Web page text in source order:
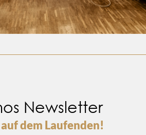
Newsletter
dem Laufenden!